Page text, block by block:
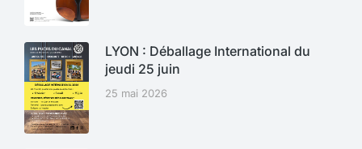
LYON : Déballage International du
jeudi 25 juin
25 mai 2026